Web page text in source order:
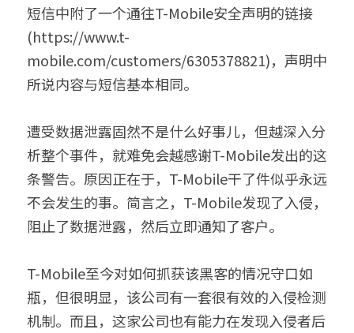
短信中附了一个通往T-Mobile安全声明的链接
(https://www.t-
mobile.com/customers/6305378821)，声明中
所说内容与短信基本相同。
遭受数据泄露固然不是什么好事儿，但越深入分
析整个事件，就难免会越感谢T-Mobile发出的这
条警告。原因正在于，T-Mobile干了件似乎永远
不会发生的事。简言之，T-Mobile发现了入侵，
阻止了数据泄露，然后立即通知了客户。
T-Mobile至今对如何抓获该黑客的情况守口如
瓶，但很明显，该公司有一套很有效的入侵检测
机制。而且，这家公司也有能力在发现入侵者后